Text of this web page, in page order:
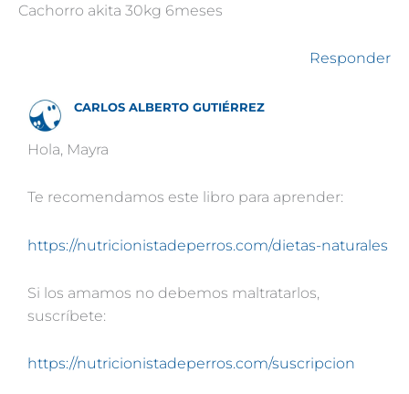
Cachorro akita 30kg 6meses
Responder
CARLOS ALBERTO GUTIÉRREZ
Hola, Mayra
Te recomendamos este libro para aprender:
https://nutricionistadeperros.com/dietas-naturales
Si los amamos no debemos maltratarlos,
suscríbete:
https://nutricionistadeperros.com/suscripcion